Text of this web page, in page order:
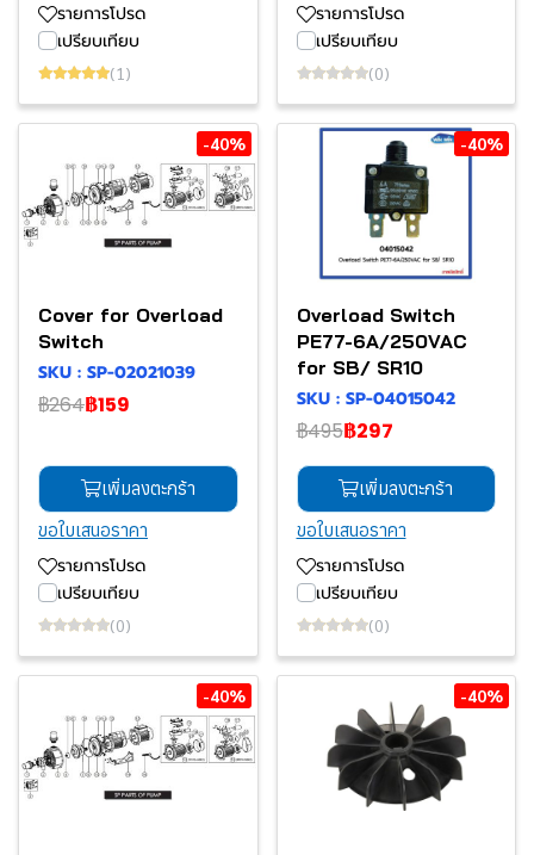
รายการโปรด
เปรียบเทียบ
(1)
รายการโปรด
เปรียบเทียบ
(0)
-40%
Cover for Overload
Switch
SKU : SP-02021039
฿264฿159
เพิ่มลงตะกร้า
ขอใบเสนอราคา
รายการโปรด
เปรียบเทียบ
(0)
-40%
Overload Switch
PE77-6A/250VAC
for SB/ SR10
SKU : SP-04015042
฿495฿297
เพิ่มลงตะกร้า
ขอใบเสนอราคา
รายการโปรด
เปรียบเทียบ
(0)
-40% -40%